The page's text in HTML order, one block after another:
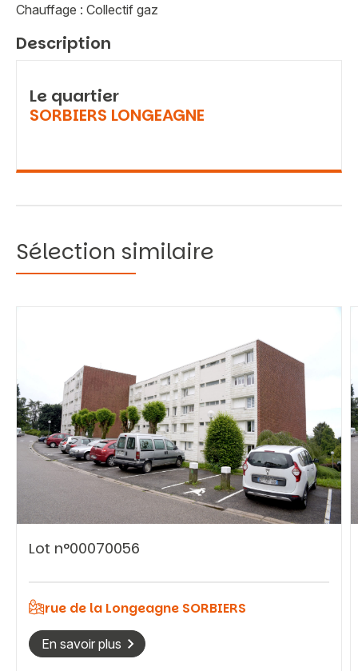
Vous recherchez&nbsp;:
Chauffage : Collectif gaz
Description
Le quartier
SORBIERS LONGEAGNE
Sélection similaire
Lot n°00070056
rue de la Longeagne SORBIERS
En savoir plus